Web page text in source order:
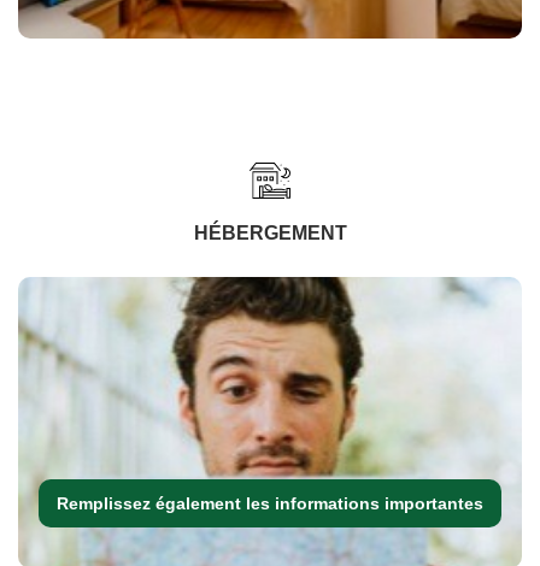
HÉBERGEMENT
Remplissez également les informations importantes